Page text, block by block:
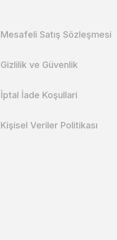
Mesafeli Satış Sözleşmesi
Gizlilik ve Güvenlik
İptal İade Koşullari
Kişisel Veriler Politikası